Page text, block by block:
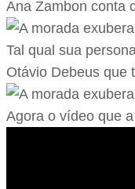
Ana Zambon conta
Tal qual sua
Otávio Debeus que
Agora o vídeo que